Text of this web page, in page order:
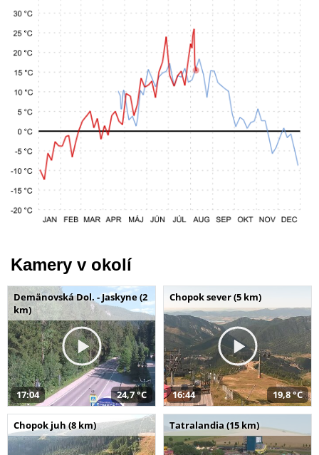
Kamery v okolí
Demänovská Dol. - Jaskyne (2
km)
17:04 24,7 °C
Chopok sever (5 km)
16:44 19,8 °C
Chopok juh (8 km) Tatralandia (15 km)